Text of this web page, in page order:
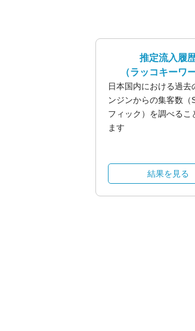
推定流入履
（ラッコキーワ
日本国内における過去
ンジンからの集客数（
フィック）を調べるこ
ます
結果を見る